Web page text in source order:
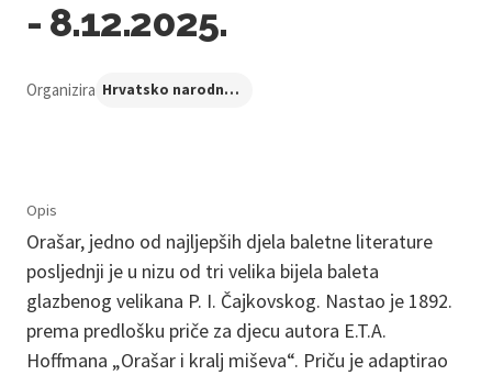
- 8.12.2025.
Organizira Hrvatsko narodno kazalište u Osijeku
Opis
Orašar, jedno od najljepših djela baletne literature
posljednji je u nizu od tri velika bijela baleta
glazbenog velikana P. I. Čajkovskog. Nastao je 1892.
prema predlošku priče za djecu autora E.T.A.
Hoffmana „Orašar i kralj miševa“. Priču je adaptirao